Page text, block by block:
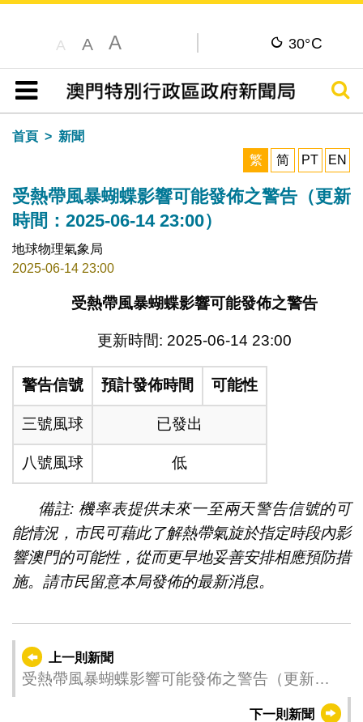
A A A 30°C
目錄
搜尋
首頁
新聞
繁
简 PT EN
受熱帶風暴蝴蝶影響可能發佈之警告（更新
時間：2025-06-14 23:00）
地球物理氣象局
2025-06-14 23:00
受熱帶風暴蝴蝶影響可能發佈之警告
更新時間: 2025-06-14 23:00
警告信號 預計發佈時間 可能性
三號風球 已發出
八號風球 低
備註: 機率表提供未來一至兩天警告信號的可
能情況，市民可藉此了解熱帶氣旋於指定時段內影
響澳門的可能性，從而更早地妥善安排相應預防措
施。請市民留意本局發佈的最新消息。
上一則新聞
受熱帶風暴蝴蝶影響可能發佈之警告（更新時
下一則新聞